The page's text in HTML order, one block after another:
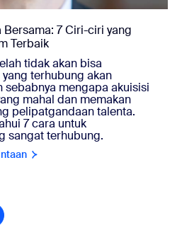
7 Ciri-ciri yang
Terbaik
tidak akan bisa
terhubung akan
sebabnya mengapa akuisisi
mahal dan memakan
pelipatgandaan talenta.
7 cara untuk
sangat terhubung.